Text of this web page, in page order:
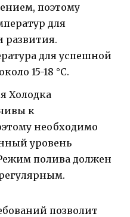
поэтому
для
развития.
для успешной
15-18 °C.
Холодка
к
необходимо
уровень
полива должен
позволит